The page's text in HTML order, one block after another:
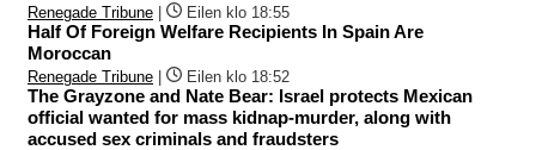
Renegade Tribune | Eilen klo 18:55
Half Of Foreign Welfare Recipients In Spain Are
Moroccan
Renegade Tribune | Eilen klo 18:52
The Grayzone and Nate Bear: Israel protects Mexican
official wanted for mass kidnap-murder, along with
accused sex criminals and fraudsters